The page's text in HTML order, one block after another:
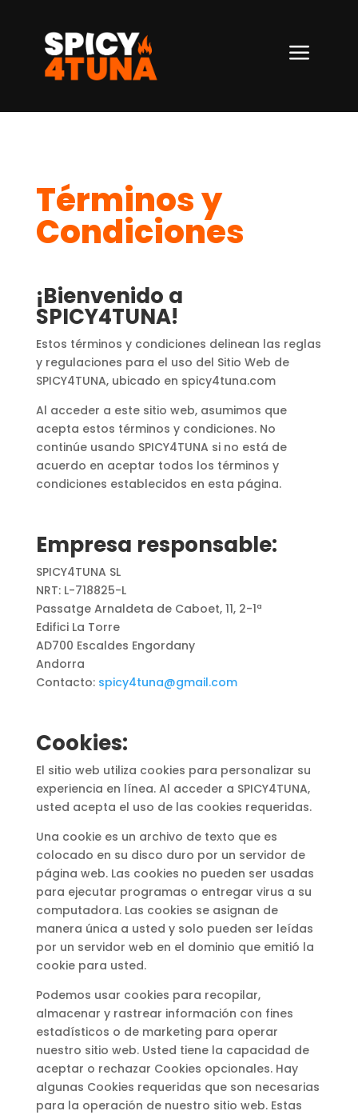
a
Términos y
Condiciones
¡Bienvenido a
SPICY4TUNA!
Estos términos y condiciones delinean las reglas
y regulaciones para el uso del Sitio Web de
SPICY4TUNA, ubicado en spicy4tuna.com
Al acceder a este sitio web, asumimos que
acepta estos términos y condiciones. No
continúe usando SPICY4TUNA si no está de
acuerdo en aceptar todos los términos y
condiciones establecidos en esta página.
Empresa responsable:
SPICY4TUNA SL
NRT: L-718825-L
Passatge Arnaldeta de Caboet, 11, 2-1ª
Edifici La Torre
AD700 Escaldes Engordany
Andorra
Contacto: spicy4tuna@gmail.com
Cookies:
El sitio web utiliza cookies para personalizar su
experiencia en línea. Al acceder a SPICY4TUNA,
usted acepta el uso de las cookies requeridas.
Una cookie es un archivo de texto que es
colocado en su disco duro por un servidor de
página web. Las cookies no pueden ser usadas
para ejecutar programas o entregar virus a su
computadora. Las cookies se asignan de
manera única a usted y solo pueden ser leídas
por un servidor web en el dominio que emitió la
cookie para usted.
Podemos usar cookies para recopilar,
almacenar y rastrear información con fines
estadísticos o de marketing para operar
nuestro sitio web. Usted tiene la capacidad de
aceptar o rechazar Cookies opcionales. Hay
algunas Cookies requeridas que son necesarias
para la operación de nuestro sitio web. Estas